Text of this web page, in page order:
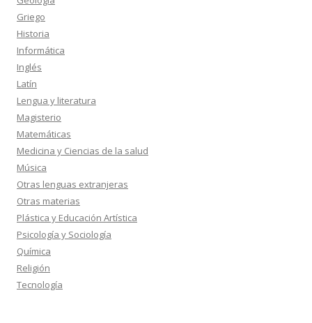
Griego
Historia
Informática
Inglés
Latín
Lengua y literatura
Magisterio
Matemáticas
Medicina y Ciencias de la salud
Música
Otras lenguas extranjeras
Otras materias
Plástica y Educación Artística
Psicología y Sociología
Química
Religión
Tecnología